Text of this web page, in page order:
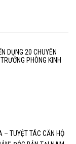
DỤNG 20 CHUYÊN
PHÒNG KINH
TUYỆT TÁC CĂN HỘ